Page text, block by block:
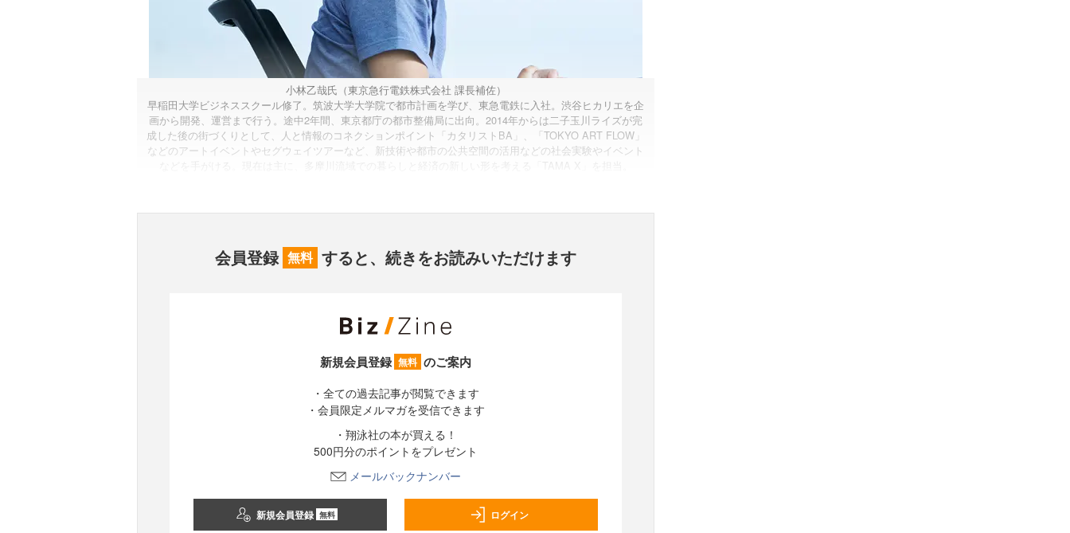
小林乙哉氏（東京急行電鉄株式会社 課長補佐）
早稲田大学ビジネススクール修了。筑波大学大学院で都市計画を学び、東急電鉄に入社。渋谷ヒカリエを企
画から開発、運営まで行う。途中2年間、東京都庁の都市整備局に出向。2014年からは二子玉川ライズが完
成した後の街づくりとして、人と情報のコネクションポイント「カタリストBA」、「TOKYO ART FLOW」
などのアートイベントやセグウェイツアーなど、新技術や都市の公共空間の活用などの社会実験やイベント
などを手がける。現在は主に、多摩川流域での暮らしと経済の新しい形を考える「TAMA X」を担当。
会員登録 無料 すると、続きをお読みいただけます
新規会員登録 無料 のご案内
・全ての過去記事が閲覧できます
・会員限定メルマガを受信できます
・翔泳社の本が買える！
500円分のポイントをプレゼント
メールバックナンバー
新規会員登録 無料 ログイン